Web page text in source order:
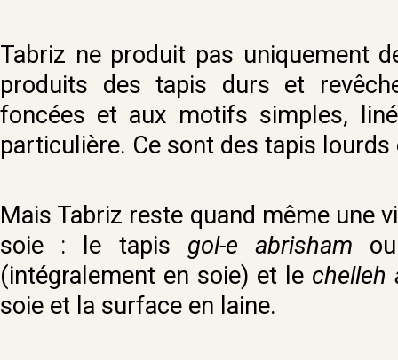
Tabriz ne produit pas uniquement
produits des tapis durs et
foncées et aux motifs simples,
particulière. Ce sont des tapis
Mais Tabriz reste quand même une
soie : le tapis
gol-e abrisham
(intégralement en soie) et le chelleh
soie et la surface en laine.